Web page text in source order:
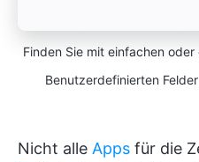
Finden Sie mit einfachen
Benutzerdefinierten
Nicht alle Apps für die